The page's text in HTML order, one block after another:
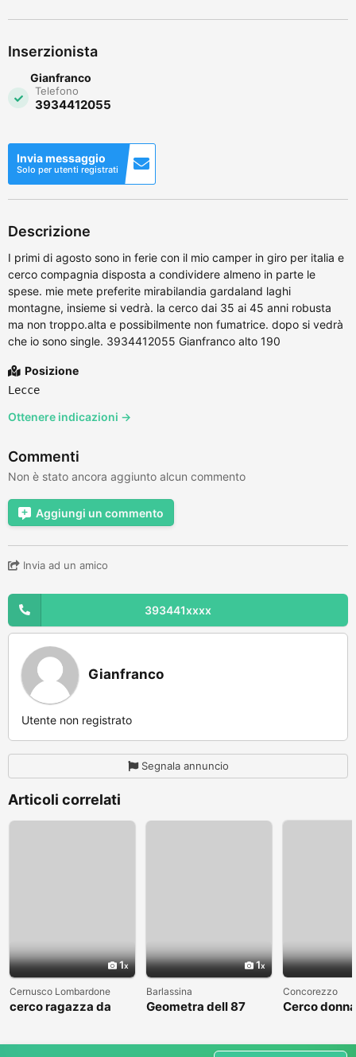
Inserzionista
Gianfranco
Telefono
3934412055
Invia messaggio
Solo per utenti registrati
Descrizione
I primi di agosto sono in ferie con il mio camper in giro per italia e
cerco compagnia disposta a condividere almeno in parte le
spese. mie mete preferite mirabilandia gardaland laghi
montagne, insieme si vedrà. la cerco dai 35 ai 45 anni robusta
ma non troppo.alta e possibilmente non fumatrice. dopo si vedrà
che io sono single. 3934412055 Gianfranco alto 190
Posizione
Lecce
Ottenere indicazioni →
Commenti
Non è stato ancora aggiunto alcun commento
Aggiungi un commento
Invia ad un amico
393441xxxx
Gianfranco
Utente non registrato
Segnala annuncio
Articoli correlati
1
Cernusco Lombardone
cerco ragazza da
1
Barlassina
Geometra dell 87
Concorezzo
Cerco